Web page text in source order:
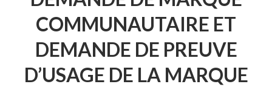
COMMUNAUTAIRE ET
DEMANDE DE PREUVE
D’USAGE DE LA MARQUE